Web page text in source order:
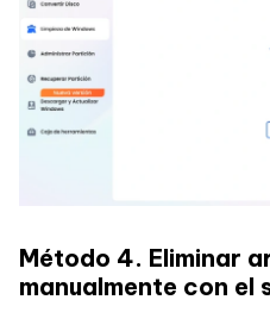
Método 4. Eliminar
manualmente con el